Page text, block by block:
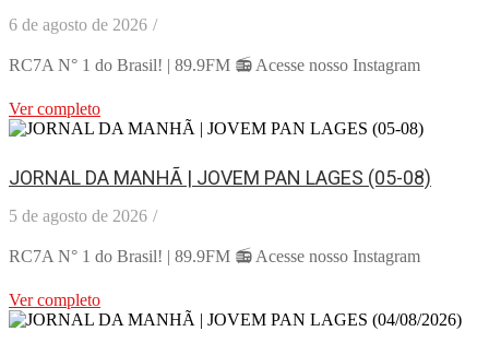
6 de agosto de 2026 /
RC7A N° 1 do Brasil! | 89.9FM 📻 Acesse nosso Instagram
Ver completo
JORNAL DA MANHÃ | JOVEM PAN LAGES (05-08)
5 de agosto de 2026 /
RC7A N° 1 do Brasil! | 89.9FM 📻 Acesse nosso Instagram
Ver completo